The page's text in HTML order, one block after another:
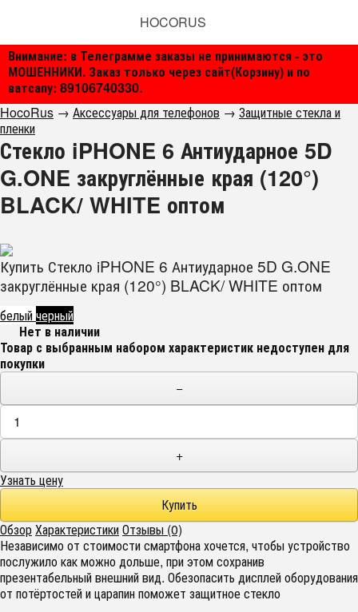
Внимание: в Телеграмме заказы не принимаются - это
МОШЕННИКИ. Заказ только через сайт(Корзину) и по
ватсапу: 89106740330.
HOCORUS
HocoRus → Аксессуары для телефонов → Защитные стекла и
пленки
Стекло iPHONE 6 Антиударное 5D
G.ONE закруглённые края (120°)
BLACK/ WHITE оптом
Купить Стекло iPHONE 6 Антиударное 5D G.ONE
закруглённые края (120°) BLACK/ WHITE оптом
белыйчерный
Нет в наличии
Товар с выбранным набором характеристик недоступен для
покупки
−
+
Узнать цену
ОбзорХарактеристикиОтзывы (0)
Независимо от стоимости смартфона хочется, чтобы устройство
послужило как можно дольше, при этом сохранив
презентабельный внешний вид. Обезопасить дисплей оборудования
от потёртостей и царапин поможет защитное стекло